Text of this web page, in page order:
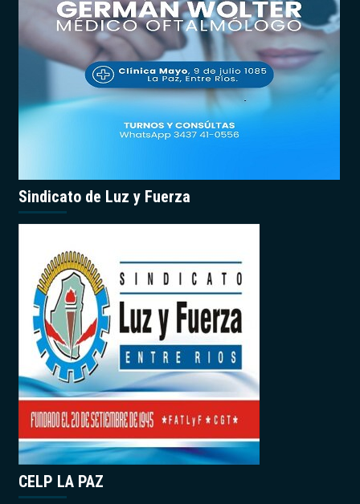
Sindicato de Luz y Fuerza
CELP LA PAZ